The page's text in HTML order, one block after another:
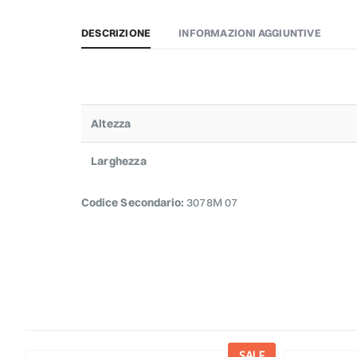
DESCRIZIONE INFORMAZIONI AGGIUNTIVE
Altezza
Larghezza
Codice Secondario: 3078M 07